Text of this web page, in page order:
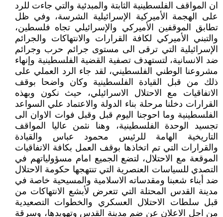
ان المواقف الفلسطينية الثابتة والمبدئية والتي جاءت للرد
على الهجمة الأميركية الإسرائيلية الشرسة، وفي ظل
تطابق الموقفين الأميركي والإسرائيلي تجاه فلسطين،
والتبني الأميركي لكافة القرارات والانتهاكات والجرائم
الإسرائيلية التي ترقى الى مستوى جرائم حرب وجرائم
ضد الانسانية، لتستهدف تصفية القضية الفلسطينية وإنهاء
مشروعنا الوطني الفلسطيني، لقد جاء الرد العملي على
ذلك من قبل القيادة الفلسطينية وكان واضحا بوقف
الاتفاقيات مع الاحتلال الاسرائيلي، حيث نكون وبهذه
القرارات دخلنا مرحلة بناء الدولة والاعتماد علي السواعد
الفلسطينية وما احوجنا اليوم قبل وقبل فوات الاوان الى
تجسيد الوحدة الفلسطينية، وهنا نثمن عاليا المواقف
التاريخية الهامة للرئيس محمود عباس والقيادة
والقرارات التي تم اتخاذها بوقف العمل بكافة الاتفاقيات
الموقعة مع الاحتلال، لتضع الجميع امام مسؤولياتهم في
التصدي للسياسات العنصرية التي تنتهجها حكومة الاحتلال
ضد أبناء شعبنا ومقدساته الاسلامية والمسيحية خاصة في
مدينة القدس المحتلة التي تتعرض لأبشع الانتهاكات من
قبل سلطات الاحتلال العسكري والخطوات التصعيدية
من اجل الاعلان عن ضم مدينة القدس وتهويدها، وسرقة